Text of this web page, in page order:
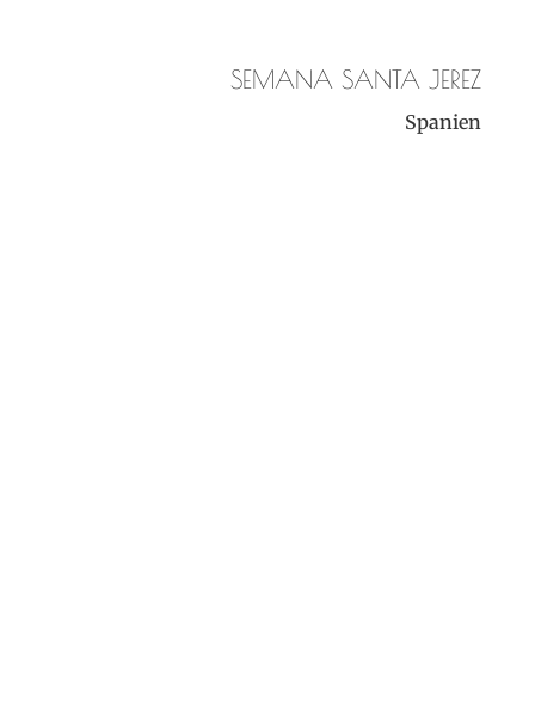
SEMANA SANTA JEREZ
Spanien